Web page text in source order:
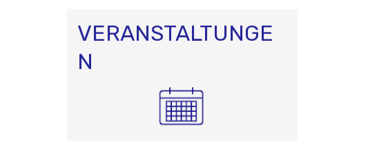
VERANSTALTUNGE
N